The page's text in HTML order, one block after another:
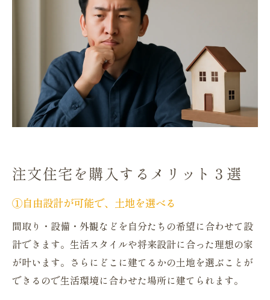
注文住宅を購入するメリット３選
①自由設計が可能で、土地を選べる
間取り・設備・外観などを自分たちの希望に合わせて設
計できます。生活スタイルや将来設計に合った理想の家
が叶います。さらにどこに建てるかの土地を選ぶことが
できるので生活環境に合わせた場所に建てられます。